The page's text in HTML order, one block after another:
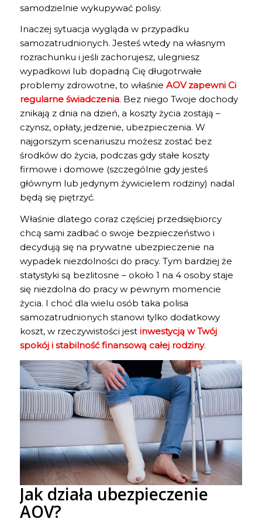
samodzielnie wykupywać polisy.
Inaczej sytuacja wygląda w przypadku
samozatrudnionych. Jesteś wtedy na własnym
rozrachunku i jeśli zachorujesz, ulegniesz
wypadkowi lub dopadną Cię długotrwałe
problemy zdrowotne, to właśnie AOV zapewni Ci
regularne świadczenia. Bez niego Twoje dochody
znikają z dnia na dzień, a koszty życia zostają –
czynsz, opłaty, jedzenie, ubezpieczenia. W
najgorszym scenariuszu możesz zostać bez
środków do życia, podczas gdy stałe koszty
firmowe i domowe (szczególnie gdy jesteś
głównym lub jedynym żywicielem rodziny) nadal
będą się piętrzyć.
Właśnie dlatego coraz częściej przedsiębiorcy
chcą sami zadbać o swoje bezpieczeństwo i
decydują się na prywatne ubezpieczenie na
wypadek niezdolności do pracy. Tym bardziej że
statystyki są bezlitosne – około 1 na 4 osoby staje
się niezdolna do pracy w pewnym momencie
życia. I choć dla wielu osób taka polisa
samozatrudnionych stanowi tylko dodatkowy
koszt, w rzeczywistości jest inwestycją w Twój
spokój i stabilność finansową całej rodziny.
Jak działa ubezpieczenie
AOV?